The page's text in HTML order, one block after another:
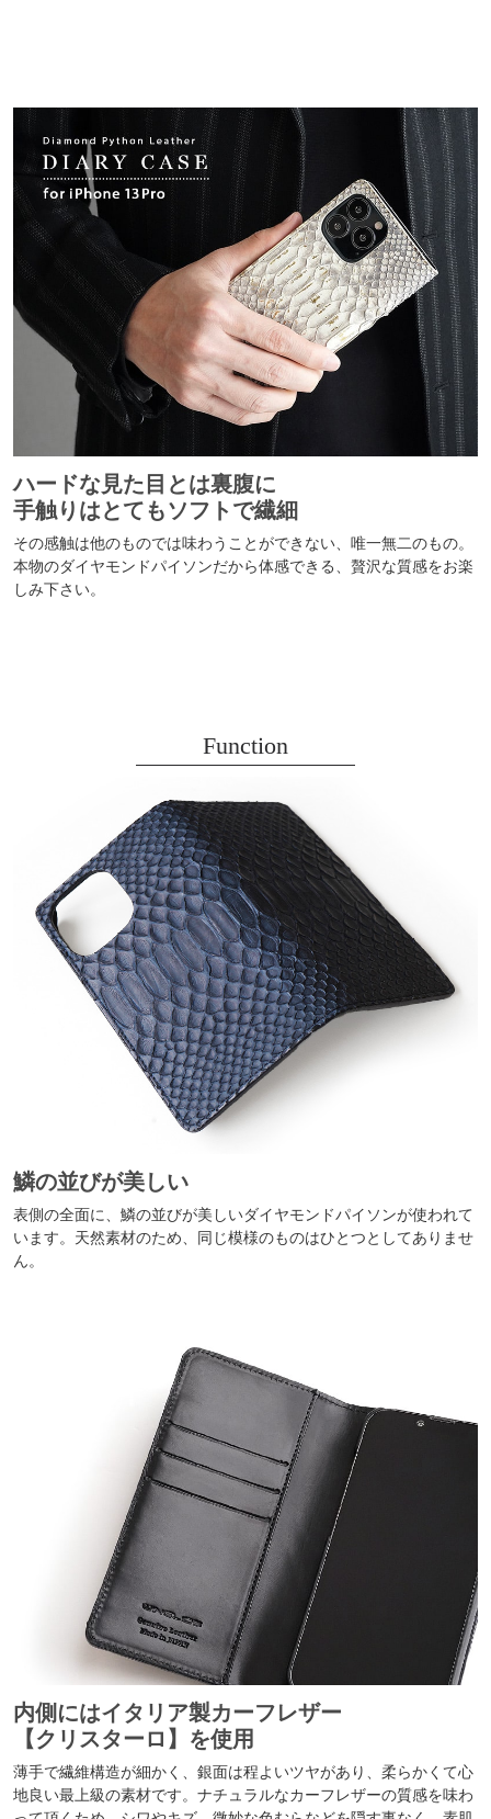
ハードな見た目とは裏腹に
手触りはとてもソフトで繊細
その感触は他のものでは味わうことができない、唯一無二のもの。
本物のダイヤモンドパイソンだから体感できる、贅沢な質感をお楽
しみ下さい。
Function
鱗の並びが美しい
表側の全面に、鱗の並びが美しいダイヤモンドパイソンが使われて
います。天然素材のため、同じ模様のものはひとつとしてありませ
ん。
内側にはイタリア製カーフレザー
【クリスターロ】を使用
薄手で繊維構造が細かく、銀面は程よいツヤがあり、柔らかくて心
地良い最上級の素材です。ナチュラルなカーフレザーの質感を味わ